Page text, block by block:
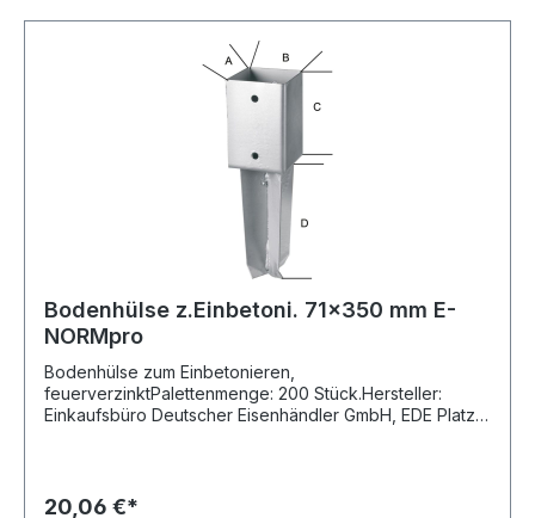
Bodenhülse z.Einbetoni. 71x350 mm E-
NORMpro
Bodenhülse zum Einbetonieren,
feuerverzinktPalettenmenge: 200 Stück.Hersteller:
Einkaufsbüro Deutscher Eisenhändler GmbH, EDE Platz 1,
20,06 €*